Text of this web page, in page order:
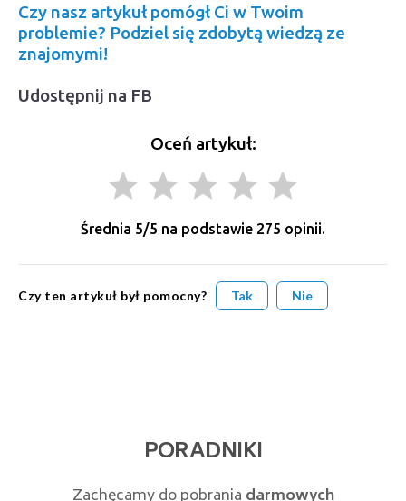
Czy nasz artykuł pomógł Ci w Twoim
problemie? Podziel się zdobytą wiedzą ze
znajomymi!
Udostępnij na FB
Oceń artykuł:
grade grade grade grade grade
Średnia 5/5 na podstawie 275 opinii.
Czy ten artykuł był pomocny? Tak Nie
PORADNIKI